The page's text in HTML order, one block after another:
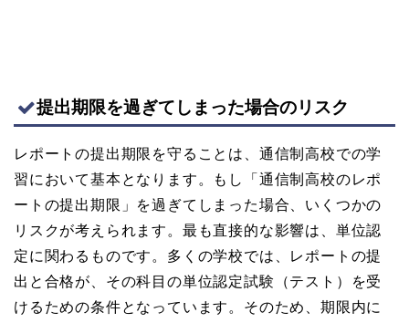
提出期限を過ぎてしまった場合のリスク
レポートの提出期限を守ることは、通信制高校での学
習において基本となります。もし「通信制高校のレポ
ートの提出期限」を過ぎてしまった場合、いくつかの
リスクが考えられます。最も直接的な影響は、単位認
定に関わるものです。多くの学校では、レポートの提
出と合格が、その科目の単位認定試験（テスト）を受
けるための条件となっています。そのため、期限内に